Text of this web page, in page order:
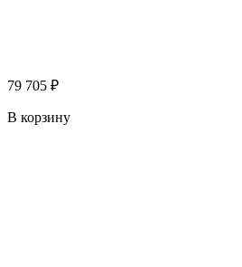
79 705 ₽
В корзину